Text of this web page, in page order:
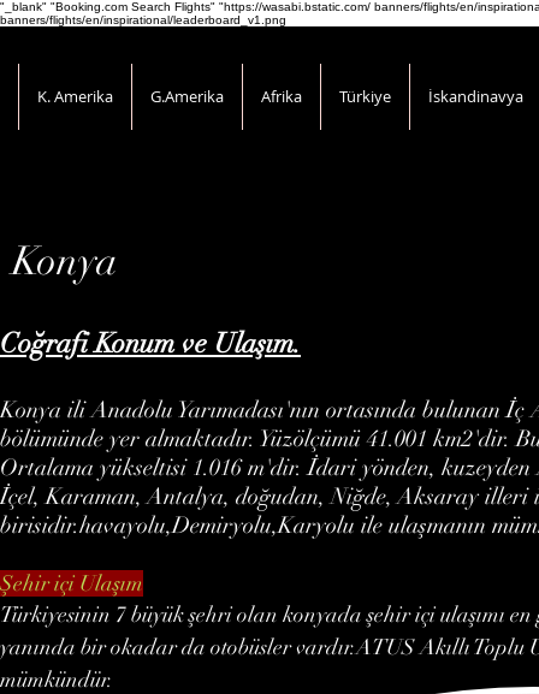
"_blank" "Booking.com Search Flights" "https://wasabi.bstatic.com/ banners/flights/en/
banners/flights/en/inspirational/leaderboard_v1.png
K. Amerika G.Amerika Afrika Türkiye İskandinavya
Konya
Coğrafi Konum ve Ulaşım.
Konya ili Anadolu Yarımadası'nın ortasında bulunan
bölümünde yer almaktadır. Yüzölçümü 41.001 km2'dir.
Ortalama yükseltisi 1.016 m'dir. İdari yönden,
İçel, Karaman, Antalya, doğudan, Niğde, Aksaray illeri
birisidir.havayolu,Demiryolu,Karyolu ile ulaşmanın
Şehir içi Ulaşım
Türkiyesinin 7 büyük şehri olan konyada şehir içi ulaşımı
yanında bir okadar da otobüsler vardır.ATUS Akıllı Toplu
mümkündür.